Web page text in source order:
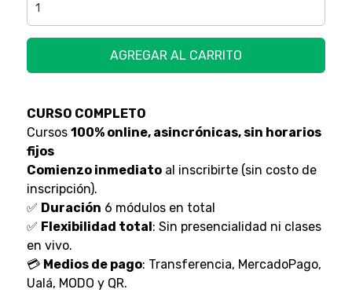
AGREGAR AL CARRITO
CURSO COMPLETO
Cursos 100% online, asincrónicas, sin horarios
fijos
Comienzo inmediatoal inscribirte (sin costo de
inscripción).
✅ Duración 6 módulos en total
✅ Flexibilidad total: Sin presencialidad ni clases
en vivo.
💳 Medios de pago: Transferencia, MercadoPago,
Ualá, MODO y QR.